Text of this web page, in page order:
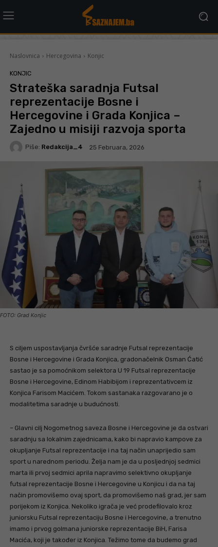
Naslovnica Hercegovina Konjic
KONJIC
Strateška saradnja Futsal
reprezentacije Bosne i
Hercegovine i Grada Konjica –
Zajedno u misiji razvoja sporta
Piše: Redakcija_4 25 Februara, 2026
FOTO: Grad Konjic
S ciljem uspostavljanja čvršće saradnje Futsal reprezentacije
Bosne i Hercegovine i Grada Konjica, gradonačelnik Osman Ćatić
sastao je sa pomoćnikom selektora U 19 Futsal reprezentacije
Bosne i Hercegovine, Edinom Habibijom i reprezentativcem iz
Konjica Farisom Macićem. Tokom sastanaka razgovarano je o
modalitetima saradnje u budućnosti.
– Glavni cilj Nogometnog saveza Bosne i Hercegovine je da ostvari
saradnju sa lokalnim zajednicama, kako bi napravio kampove za
okupljanje Futsal reprezentacije i na taj način unaprijedio sam
sport u narednom periodu. Želja nam je da u posljednjoj sedmici
marta ili prvoj sedmici aprila napravimo selektivno okupljanje
futsal reprezentacije Bosne i Hercegovine u Konjicu i da na taj
način promovišemo ovaj sport, da promovišemo naš grad, jer sam
porijekom iz Konjica. Nekoliko igrača je već prodefilovalo kroz
juniorsku Futsal reprezentaciju Bosne i Hercegovine, a trenutno
imamo i prvog golmana juniorske reprezentacije BiH, Farisa
Macića, koji je također iz Konjica. Težimo tome da budemo grad